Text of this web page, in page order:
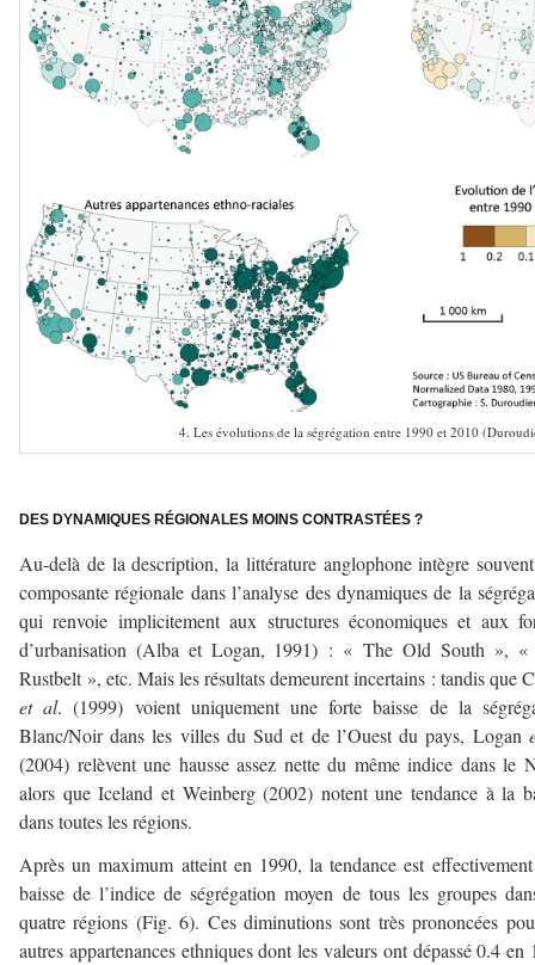
4. Les évolutions de la ségrégation entre 1990 et 2010
DES DYNAMIQUES RÉGIONALES MOINS CONTRASTÉES ?
Au-delà de la description, la littérature anglophone intègre
composante régionale dans l’analyse des dynamiques de la
qui renvoie implicitement aux structures économiques et aux
d’urbanisation (Alba et Logan, 1991) : « The Old South », «
Rustbelt », etc. Mais les résultats demeurent incertains : tandis que
et al. (1999) voient uniquement une forte baisse de la
Blanc/Noir dans les villes du Sud et de l’Ouest du pays, Logan
(2004) relèvent une hausse assez nette du même indice dans le
alors que Iceland et Weinberg (2002) notent une tendance à la
dans toutes les régions.
Après un maximum atteint en 1990, la tendance est
baisse de l’indice de ségrégation moyen de tous les groupes
quatre régions (Fig. 6). Ces diminutions sont très prononcées
autres appartenances ethniques dont les valeurs ont dépassé 0.4 en